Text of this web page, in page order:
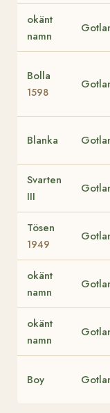
okänt
namn
Bolla
1598
Blanka
Svarten
III
Tösen
1949
okänt
namn
okänt
namn
Boy